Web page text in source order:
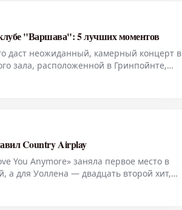
"Варшава": 5 лучших моментов
даст неожиданный, камерный концерт в
зала, расположенной в Гринпойнте,
30 минут очередь за билетами, к
Country Airplay
You Anymore» заняла первое место в
а для Уоллена — двадцать второй хит,